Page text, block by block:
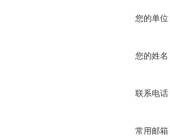
您的单位
您的姓名
联系电话
常用邮箱